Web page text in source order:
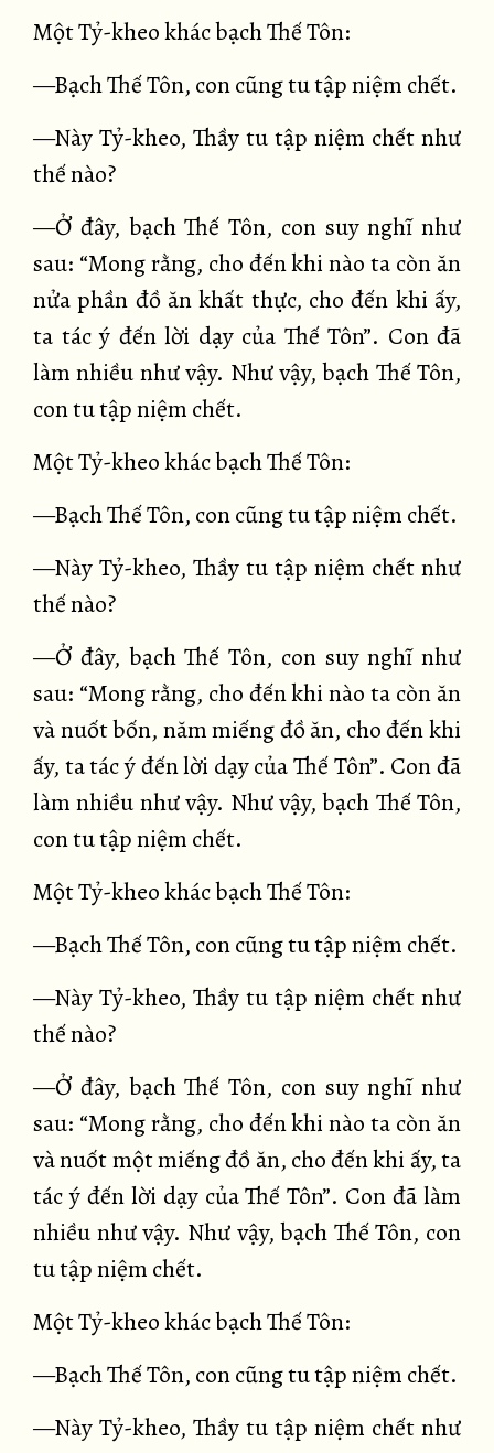
Một Tỷ-kheo khác bạch Thế Tôn:
—Bạch Thế Tôn, con cũng tu tập niệm chết.
—Này Tỷ-kheo, Thầy tu tập niệm chết như
thế nào?
—Ở đây, bạch Thế Tôn, con suy nghĩ như
sau: “Mong rằng, cho đến khi nào ta còn ăn
nửa phần đồ ăn khất thực, cho đến khi ấy,
ta tác ý đến lời dạy của Thế Tôn”. Con đã
làm nhiều như vậy. Như vậy, bạch Thế Tôn,
con tu tập niệm chết.
Một Tỷ-kheo khác bạch Thế Tôn:
—Bạch Thế Tôn, con cũng tu tập niệm chết.
—Này Tỷ-kheo, Thầy tu tập niệm chết như
thế nào?
—Ở đây, bạch Thế Tôn, con suy nghĩ như
sau: “Mong rằng, cho đến khi nào ta còn ăn
và nuốt bốn, năm miếng đồ ăn, cho đến khi
ấy, ta tác ý đến lời dạy của Thế Tôn”. Con đã
làm nhiều như vậy. Như vậy, bạch Thế Tôn,
con tu tập niệm chết.
Một Tỷ-kheo khác bạch Thế Tôn:
—Bạch Thế Tôn, con cũng tu tập niệm chết.
—Này Tỷ-kheo, Thầy tu tập niệm chết như
thế nào?
—Ở đây, bạch Thế Tôn, con suy nghĩ như
sau: “Mong rằng, cho đến khi nào ta còn ăn
và nuốt một miếng đồ ăn, cho đến khi ấy, ta
tác ý đến lời dạy của Thế Tôn”. Con đã làm
nhiều như vậy. Như vậy, bạch Thế Tôn, con
tu tập niệm chết.
Một Tỷ-kheo khác bạch Thế Tôn:
—Bạch Thế Tôn, con cũng tu tập niệm chết.
—Này Tỷ-kheo, Thầy tu tập niệm chết như